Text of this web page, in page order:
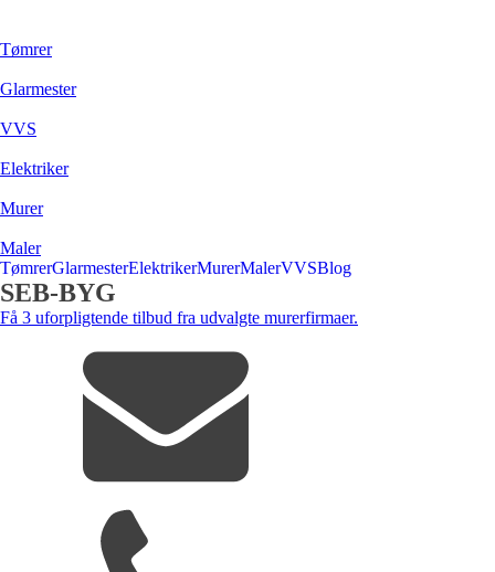
Tømrer
Glarmester
VVS
Elektriker
Murer
Maler
TømrerGlarmesterElektrikerMurerMalerVVSBlog
SEB-BYG
Få 3 uforpligtende tilbud fra udvalgte murerfirmaer.